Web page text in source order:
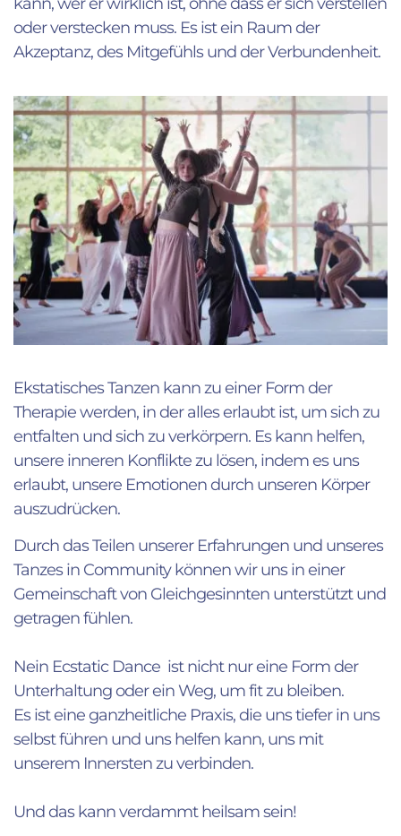
oder verstecken muss. Es ist ein Raum der
Akzeptanz, des Mitgefühls und der Verbundenheit.
Ekstatisches Tanzen kann zu einer Form der
Therapie werden, in der alles erlaubt ist, um sich zu
entfalten und sich zu verkörpern. Es kann helfen,
unsere inneren Konflikte zu lösen, indem es uns
erlaubt, unsere Emotionen durch unseren Körper
auszudrücken.
Durch das Teilen unserer Erfahrungen und unseres
Tanzes in Community können wir uns in einer
Gemeinschaft von Gleichgesinnten unterstützt und
getragen fühlen.
Nein Ecstatic Dance ist nicht nur eine Form der
Unterhaltung oder ein Weg, um fit zu bleiben.
Es ist eine ganzheitliche Praxis, die uns tiefer in uns
selbst führen und uns helfen kann, uns mit
unserem Innersten zu verbinden.
Und das kann verdammt heilsam sein!